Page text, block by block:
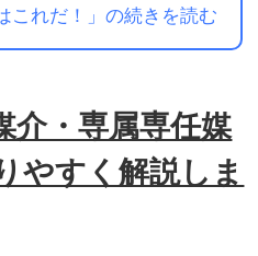
これだ！」の続きを読む
介・専属専任媒
やすく解説しま